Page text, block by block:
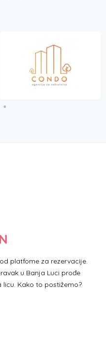
platfome za rezervacije.
u Banja Luci prođe
Kako to postižemo?